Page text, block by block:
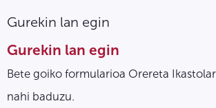
Gurekin lan egin
Gurekin lan egin
Bete goiko formularioa Orereta
nahi baduzu.